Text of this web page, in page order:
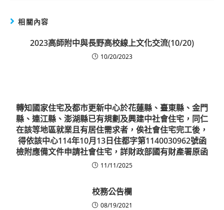
相關內容
2023高師附中與長野高校線上文化交流(10/20)
10/20/2023
轉知國家住宅及都市更新中心於花蓮縣、臺東縣、金門
縣、連江縣、澎湖縣已有規劃及興建中社會住宅，同仁
在該等地區就業且有居住需求者，俟社會住宅完工後，
得依該中心114年10月13日住都字第1140030962號函
檢附應備文件申請社會住宅，詳財政部國有財產署原函
11/11/2025
校務公告欄
08/19/2021